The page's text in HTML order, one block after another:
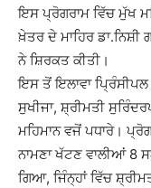
ਇਸ ਪ੍ਰੋਗਰਾਮ ਵਿੱਚ ਮੁੱਖ
ਖ਼ੇਤਰ ਦੇ ਮਾਹਿਰ
ਨੇ ਸ਼ਿਰਕਤ ਕੀਤੀ।
ਇਸ ਤੋਂ ਇਲਾਵਾ
ਸੁਖੀਜਾ, ਸ਼੍ਰੀਮਤੀ
ਮਹਿਮਾਨ ਵਜੋਂ ਪਧਾਰੇ।
ਨਾਮਣਾ ਖੱਟਣ ਵਾਲੀਆਂ 8
ਗਿਆ, ਜਿੰਨ੍ਹਾਂ ਵਿੱਚ